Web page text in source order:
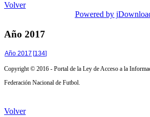
Volver
Powered by
Año 2017
Año 2017 [134]
Copyright © 2016 - Portal de la Ley de Acceso a la
Federación Nacional de Futbol.
Volver